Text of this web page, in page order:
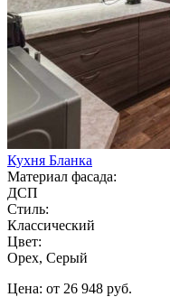
Кухня Бланка
Материал фасада:
ДСП
Стиль:
Классический
Цвет:
Орех, Серый
Цена: от 26 948 руб.